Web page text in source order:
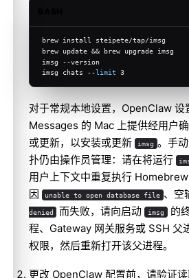
brew install steipete/tap/imsg
brew update && brew upgrade imsg
imsg --version
imsg chats --limit 3
对于常规本地设置，OpenClaw 设
Messages 的 Mac 上提供经用户
或更新，以安装或更新
imsg 。手
扑仍由操作员管理：请在将运行
用户上下文中重复执行
因 unable to open database file 、空
denied 而失败，请向启动 imsg 的
程、Gateway 网关服务或 SSH 父
权限，然后重新打开该父进程。
更改 OpenClaw 配置前，请验证